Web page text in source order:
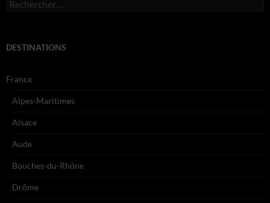
DESTINATIONS
France
Alpes-Maritimes
Alsace
Aude
Bouches-du-Rhône
Drôme